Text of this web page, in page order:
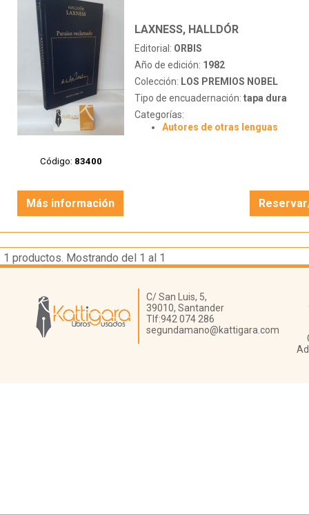
Código: 83400
LAXNESS, HALLDÓR
Editorial: ORBIS
Año de edición: 1982
Colección: LOS PREMIOS NOBEL
Tipo de encuadernación: tapa dura
Categorías:
Autores de otras lenguas
Más información
1 productos. Mostrando del 1 al 1
Librería Kattigara
C/ San Luis, 5,
39010, Santander
Tlf:942 074 286
segundamano@kattigara.com